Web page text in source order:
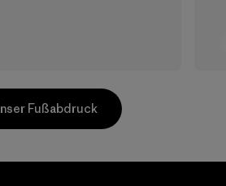
Fußabdruck